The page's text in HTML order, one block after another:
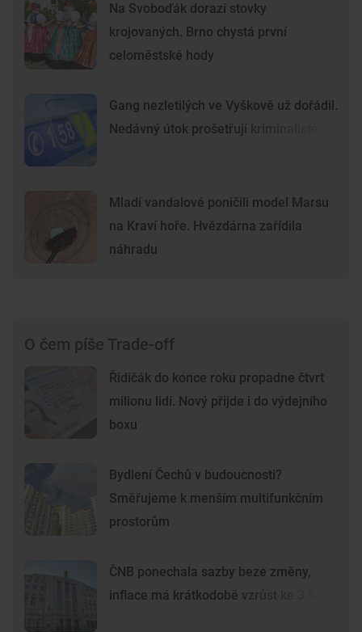
Na Svoboďák dorazí stovky
krojovaných. Brno chystá první
celoměstské hody
Gang nezletilých ve Vyškově už dořádil.
Nedávný útok prošetřují kriminalisté
Mladí vandalové poničili model Marsu
na Kraví hoře. Hvězdárna zařídila
náhradu
O čem píše Trade-off
Řidičák do konce roku propadne čtvrt
milionu lidí. Nový přijde i do výdejního
boxu
Bydlení Čechů v budoucnosti?
Směřujeme k menším multifunkčním
prostorům
ČNB ponechala sazby beze změny,
inflace má krátkodobě vzrůst ke 3 %